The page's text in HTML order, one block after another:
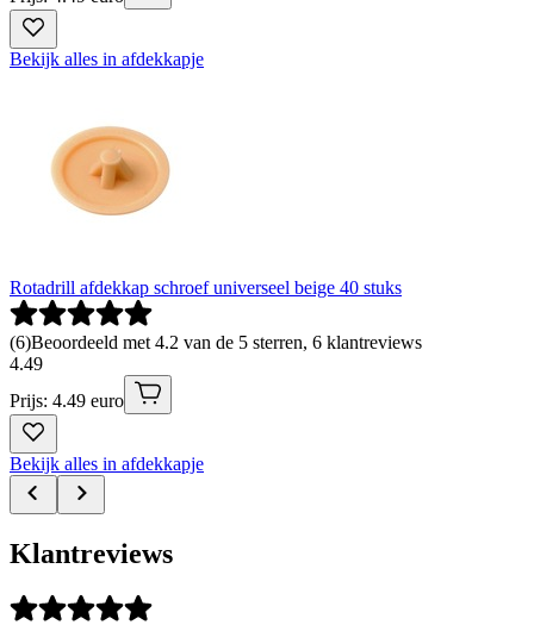
Bekijk alles in afdekkapje
Rotadrill afdekkap schroef universeel beige 40 stuks
(6)Beoordeeld met 4.2 van de 5 sterren, 6 klantreviews
4.49
Prijs: 4.49 euro
Bekijk alles in afdekkapje
Klantreviews